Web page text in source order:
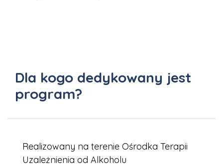
Dla kogo dedykowany jest
program?
Realizowany na terenie Ośrodka Terapii
Uzależnienia od Alkoholu